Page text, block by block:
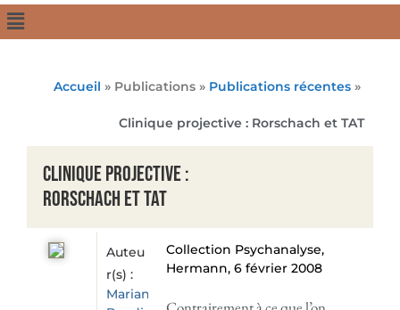
Accueil » Publications » Publications récentes »
Clinique projective : Rorschach et TAT
Clinique projective :
Rorschach et TAT
Auteu
r(s) :
Marianne
Collection Psychanalyse,
Hermann, 6 février 2008